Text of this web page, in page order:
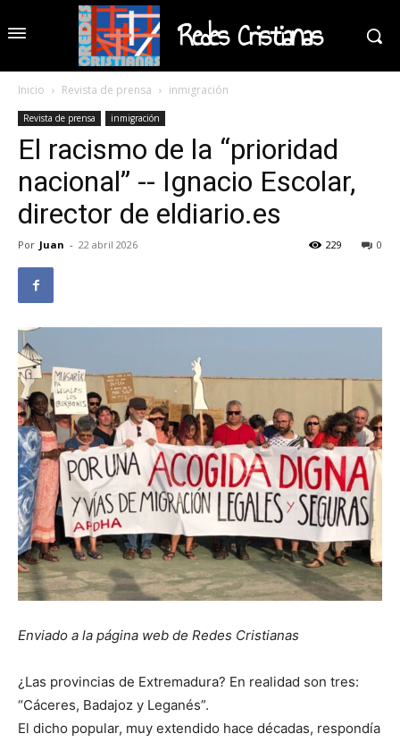
Redes Cristianas
Inicio Revista de prensa inmigración
Revista de prensa inmigración
El racismo de la “prioridad
nacional” -- Ignacio Escolar,
director de eldiario.es
Por Juan - 22 abril 2026 0
229
Enviado a la página web de Redes Cristianas
¿Las provincias de Extremadura? En realidad son tres:
“Cáceres, Badajoz y Leganés”.
El dicho popular, muy extendido hace décadas, respondía